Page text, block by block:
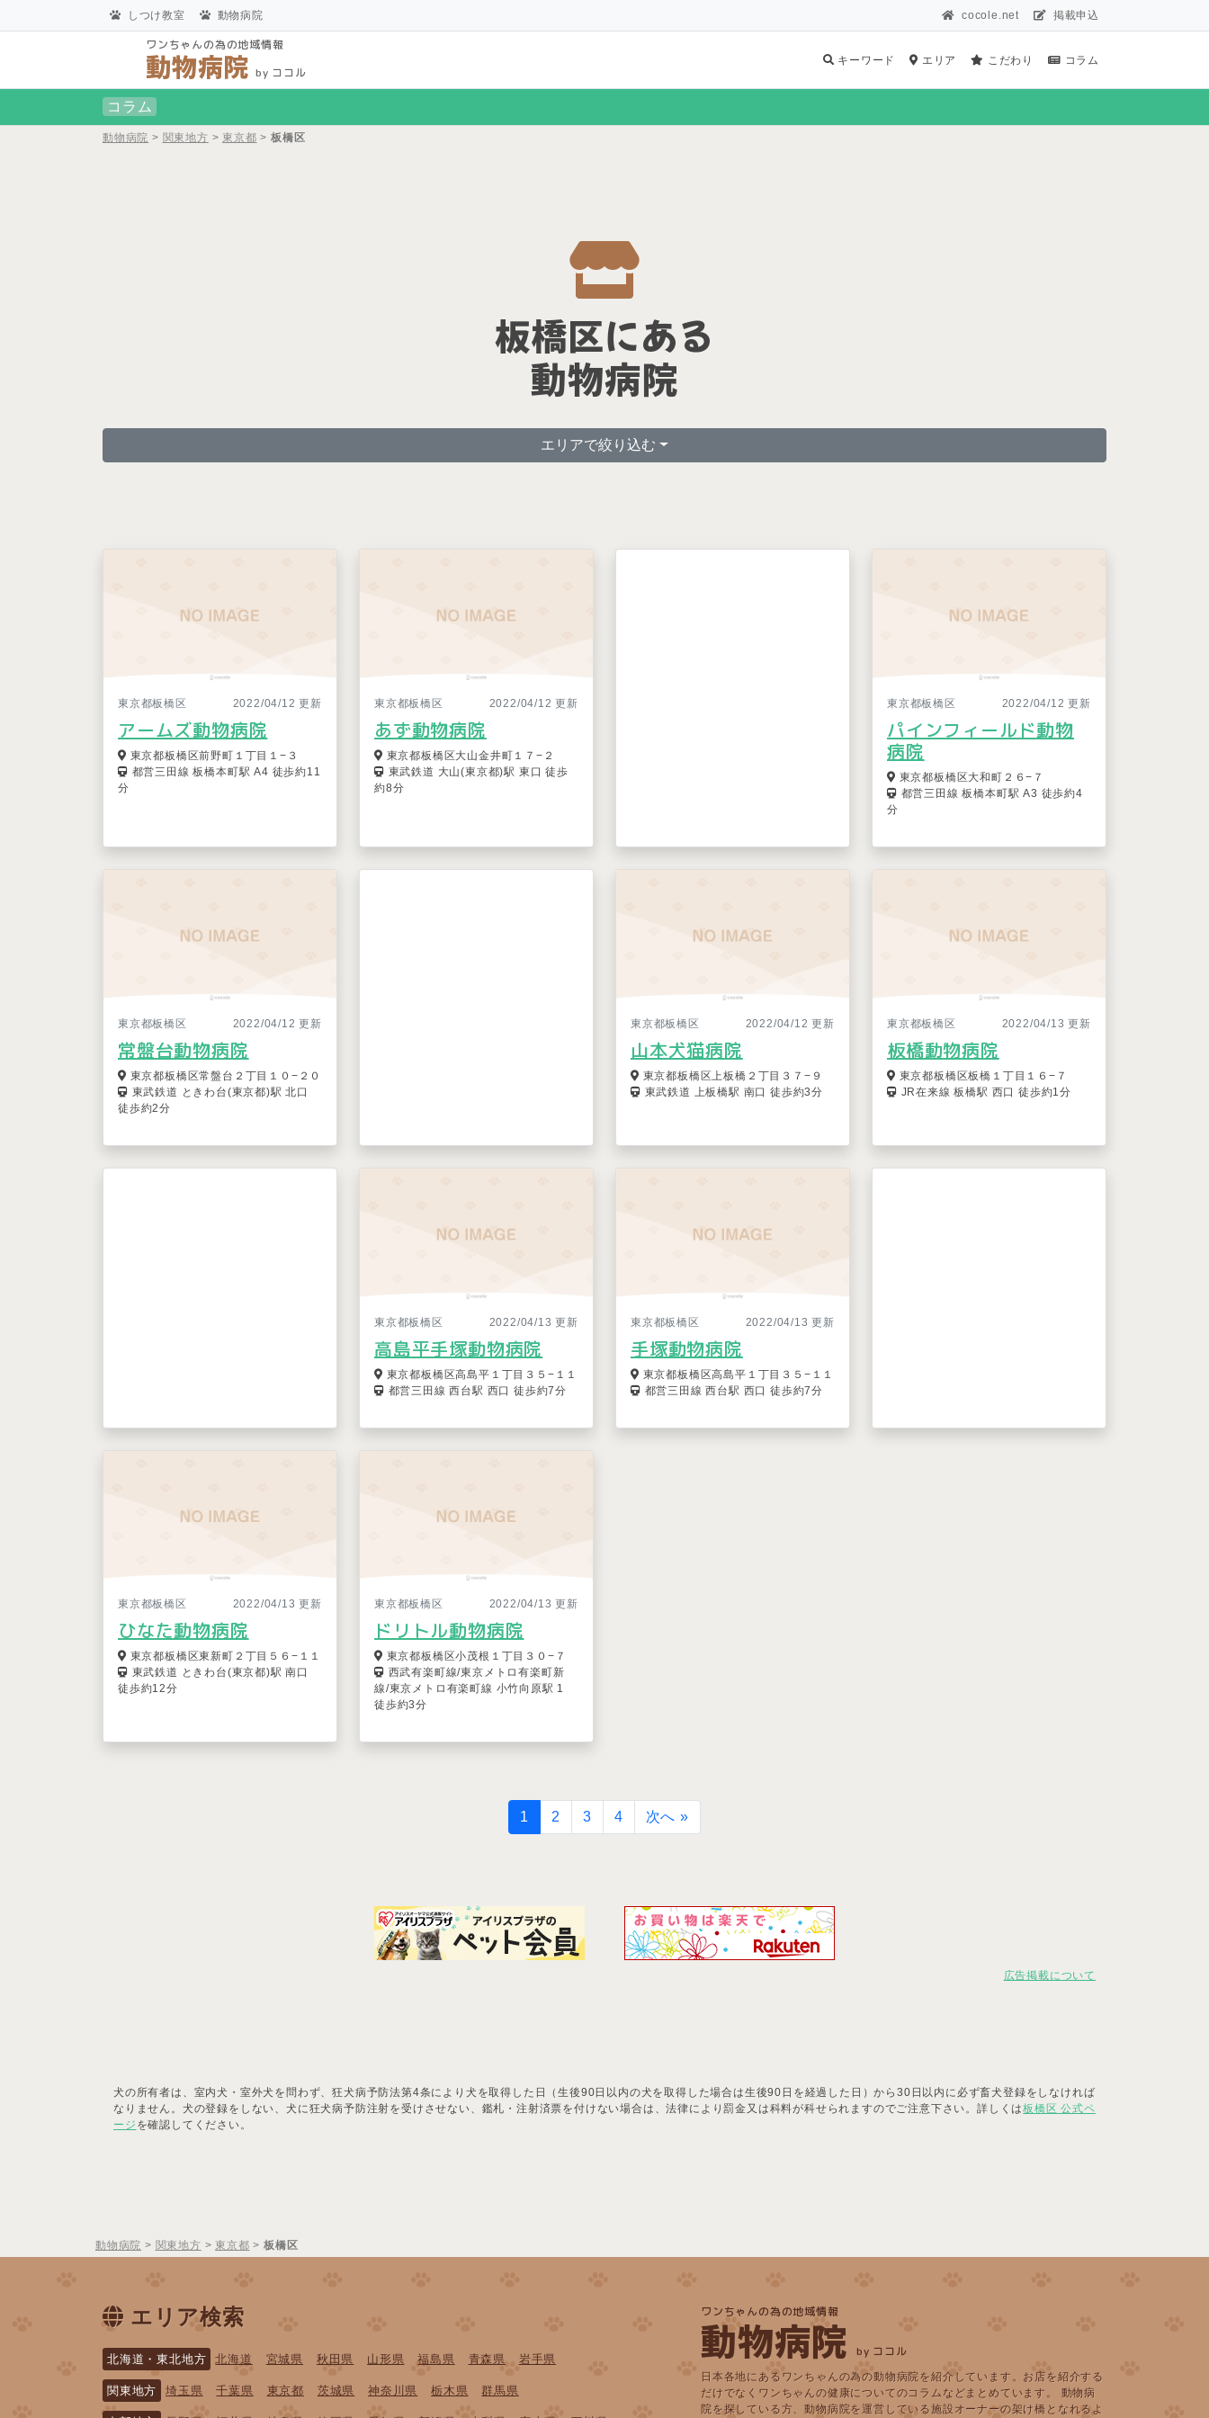
しつけ教室 動物病院 cocole.net 掲載申込
ワンちゃんの為の地域情報
動物病院 by ココル
キーワード エリア こだわり コラム
コラム
動物病院 > 関東地方 > 東京都 >板橋区
板橋区にある
動物病院
エリアで絞り込む
東京都板橋区 2022/04/12 更新
アームズ動物病院
東京都板橋区前野町１丁目１−３
都営三田線 板橋本町駅 A4 徒歩約11
分
東京都板橋区 2022/04/12 更新
あず動物病院
東京都板橋区大山金井町１７−２
東武鉄道 大山(東京都)駅 東口 徒歩
約8分
東京都板橋区 2022/04/12 更新
パインフィールド動物
病院
東京都板橋区大和町２６−７
都営三田線 板橋本町駅 A3 徒歩約4
分
東京都板橋区 2022/04/12 更新
常盤台動物病院
東京都板橋区常盤台２丁目１０−２０
東武鉄道 ときわ台(東京都)駅 北口
徒歩約2分
東京都板橋区 2022/04/12 更新
山本犬猫病院
東京都板橋区上板橋２丁目３７−９
東武鉄道 上板橋駅 南口 徒歩約3分
東京都板橋区 2022/04/13 更新
板橋動物病院
東京都板橋区板橋１丁目１６−７
JR在来線 板橋駅 西口 徒歩約1分
東京都板橋区 2022/04/13 更新
高島平手塚動物病院
東京都板橋区高島平１丁目３５−１１
都営三田線 西台駅 西口 徒歩約7分
東京都板橋区 2022/04/13 更新
手塚動物病院
東京都板橋区高島平１丁目３５−１１
都営三田線 西台駅 西口 徒歩約7分
東京都板橋区 2022/04/13 更新
ひなた動物病院
東京都板橋区東新町２丁目５６−１１
東武鉄道 ときわ台(東京都)駅 南口
徒歩約12分
東京都板橋区 2022/04/13 更新
ドリトル動物病院
東京都板橋区小茂根１丁目３０−７
西武有楽町線/東京メトロ有楽町新
線/東京メトロ有楽町線 小竹向原駅 1
徒歩約3分
1 2 3 4 次へ »
広告掲載について
犬の所有者は、室内犬・室外犬を問わず、狂犬病予防法第4条により犬を取得した日（生後90日以内の犬を取得した場合は生後90日を経過した日）から30日以内に必ず畜犬登録をしなければ
なりません。犬の登録をしない、犬に狂犬病予防注射を受けさせない、鑑札・注射済票を付けない場合は、法律により罰金又は科料が科せられますのでご注意下さい。詳しくは板橋区 公式ペ
ージ を確認してください。
動物病院 > 関東地方 > 東京都 >板橋区
エリア検索
北海道・東北地方 北海道 宮城県 秋田県 山形県 福島県 青森県 岩手県
関東地方 埼玉県 千葉県 東京都 茨城県 神奈川県 栃木県 群馬県
ワンちゃんの為の地域情報
動物病院 by ココル
日本各地にあるワンちゃんの為の動物病院を紹介しています。お店を紹介する
だけでなくワンちゃんの健康についてのコラムなどまとめています。 動物病
院を探している方、動物病院を運営している施設オーナーの架け橋となれるよ